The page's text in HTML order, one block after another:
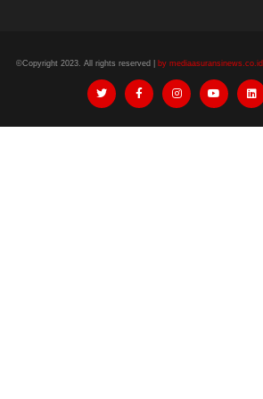
©Copyright 2023. All rights reserved | by mediaasuransinews.co.id.